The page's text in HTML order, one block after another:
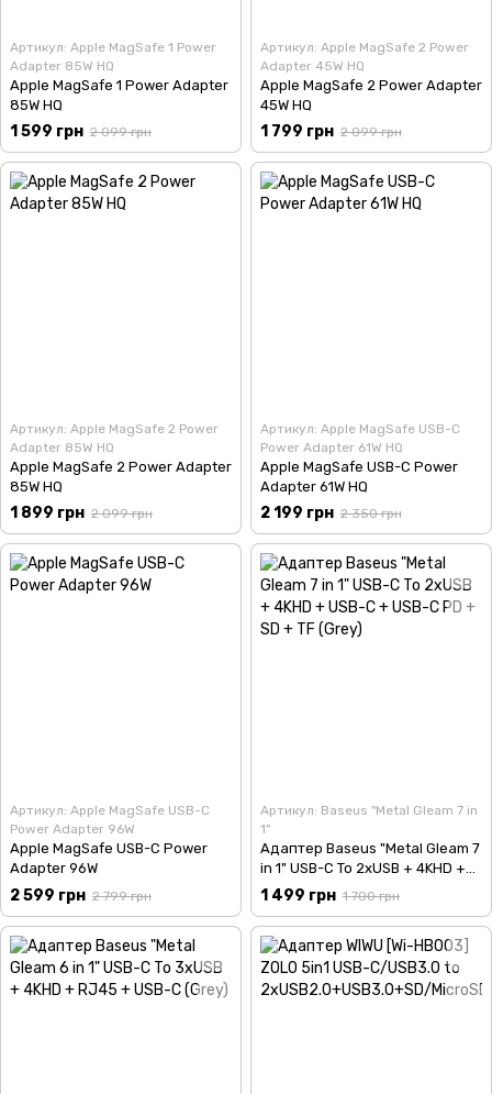
Артикул: Apple MagSafe 1 Power
Adapter 85W HQ
Apple MagSafe 1 Power Adapter
85W HQ
1 599 грн 2 099 грн
Артикул: Apple MagSafe 2 Power
Adapter 45W HQ
Apple MagSafe 2 Power Adapter
45W HQ
1 799 грн 2 099 грн
Артикул: Apple MagSafe 2 Power
Adapter 85W HQ
Apple MagSafe 2 Power Adapter
85W HQ
1 899 грн 2 099 грн
Артикул: Apple MagSafe USB-C
Power Adapter 61W HQ
Apple MagSafe USB-C Power
Adapter 61W HQ
2 199 грн 2 350 грн
Артикул: Apple MagSafe USB-C
Power Adapter 96W
Apple MagSafe USB-C Power
Adapter 96W
2 599 грн 2 799 грн
Артикул: Baseus "Metal Gleam 7 in
1"
Адаптер Baseus "Metal Gleam 7
in 1" USB-C To 2xUSB + 4KHD +
USB-C + USB-C PD + SD + TF
1 499 грн 1 700 грн